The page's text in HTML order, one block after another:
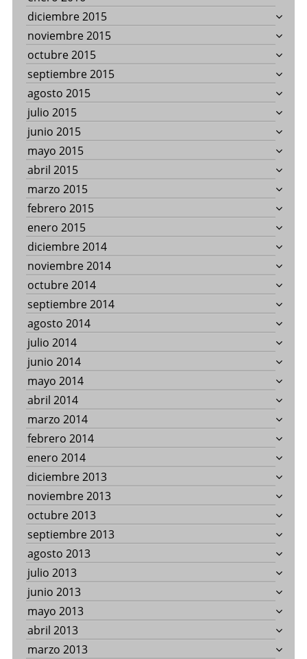
diciembre 2015
noviembre 2015
octubre 2015
septiembre 2015
agosto 2015
julio 2015
junio 2015
mayo 2015
abril 2015
marzo 2015
febrero 2015
enero 2015
diciembre 2014
noviembre 2014
octubre 2014
septiembre 2014
agosto 2014
julio 2014
junio 2014
mayo 2014
abril 2014
marzo 2014
febrero 2014
enero 2014
diciembre 2013
noviembre 2013
octubre 2013
septiembre 2013
agosto 2013
julio 2013
junio 2013
mayo 2013
abril 2013
marzo 2013